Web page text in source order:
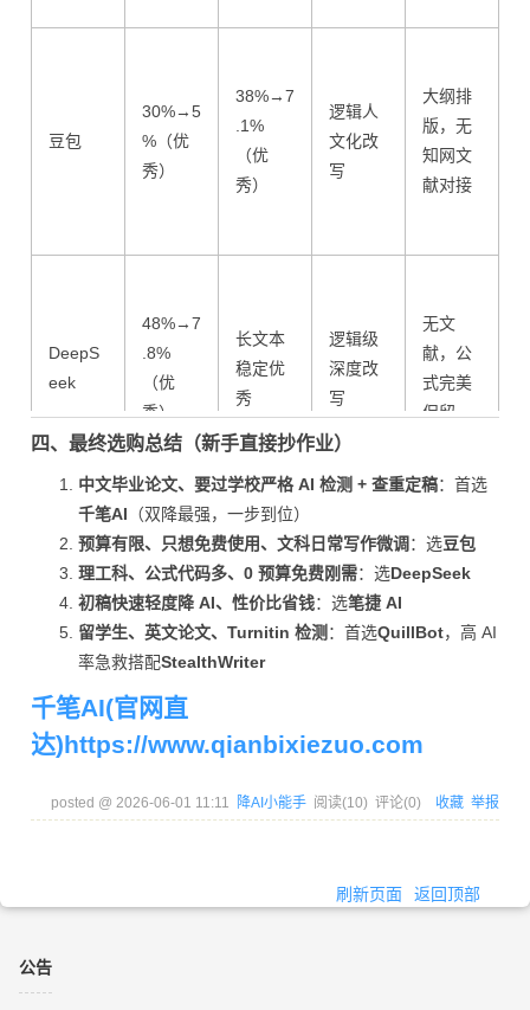
豆包
30%→5
%（优
秀）
38%→7
.1%
（优
秀）
逻辑人
文化改
写
大纲排
版，无
知网文
献对接
DeepS
eek
48%→7
.8%
（优
秀）
长文本
稳定优
秀
逻辑级
深度改
写
无文
献，公
式完美
保留
QuillBot
英文
82%→3
.5%
（顶
尖）
英文降
重顶尖
学术句
式重构
+ 地道
替换
国际学
术规范
校对
Stealth
英文
87%→1
度优
秀）
英文中
度隐藏
四、最终选购总结（新手直接抄作业）
中文毕业论文、要过学校严格 AI 检测 + 查重定稿：首选
千笔AI （双降最强，一步到位）
预算有限、只想免费使用、文科日常写作微调 ：选豆包
理工科、公式代码多、0 预算免费刚需：选DeepSeek
初稿快速轻度降 AI、性价比省钱：选笔捷 AI
留学生、英文论文、Turnitin 检测 ：首选QuillBot，高 AI
率急救搭配StealthWriter
千笔AI(官网直
达)https://www.qianbixiezuo.com
posted @ 2026-06-01 11:11 降AI小能手 阅读(10) 评论(0) 收藏 举报
刷新页面 返回顶部
公告